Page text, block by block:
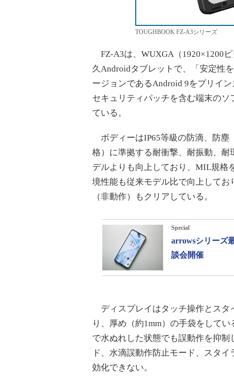
TOUGHBOOK FZ-A3シリーズ
FZ-A3は、WUXGA（1920×1200
久Androidタブレットで、「安定性
ージョンであるAndroid 9をプリイ
セキュリティパッチを含む端末の
ている。
ボディーはIP65等級の防滴、防塵
格）に準拠する耐衝撃、耐振動、
デルよりも向上しており、MIL規格
境性能も従来モデル比で向上してお
（非動作）もクリアしている。
Special
arrowsシリーズ
談会開催
ディスプレイはタッチ操作とスタ
り、厚め（約1mm）の手袋をして
で水ぬれした状態でも誤動作を抑
ド、水滴誤動作防止モード、スタ
効化できない。